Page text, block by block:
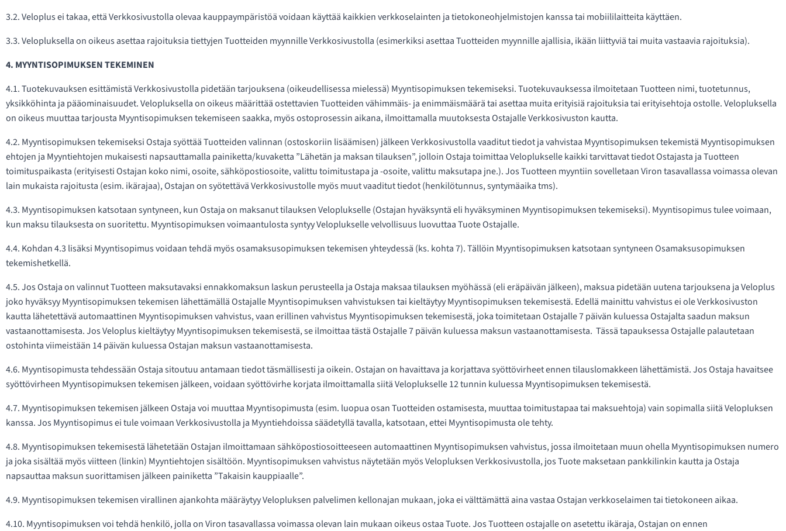
3.2. Veloplus ei takaa, että Verkkosivustolla olevaa kauppaympäristöä voidaan käyttää kaikkien verkkoselainten ja tietokoneohjelmistojen kanssa tai mobiililaitteita käyttäen.
3.3. Velopluksella on oikeus asettaa rajoituksia tiettyjen Tuotteiden myynnille Verkkosivustolla (esimerkiksi asettaa Tuotteiden myynnille ajallisia, ikään liittyviä tai muita vastaavia rajoituksia).
4. MYYNTISOPIMUKSEN TEKEMINEN
4.1. Tuotekuvauksen esittämistä Verkkosivustolla pidetään tarjouksena (oikeudellisessa mielessä) Myyntisopimuksen tekemiseksi. Tuotekuvauksessa ilmoitetaan Tuotteen nimi, tuotetunnus,
yksikköhinta ja pääominaisuudet. Velopluksella on oikeus määrittää ostettavien Tuotteiden vähimmäis- ja enimmäismäärä tai asettaa muita erityisiä rajoituksia tai erityisehtoja ostolle. Velopluksella
on oikeus muuttaa tarjousta Myyntisopimuksen tekemiseen saakka, myös ostoprosessin aikana, ilmoittamalla muutoksesta Ostajalle Verkkosivuston kautta.
4.2. Myyntisopimuksen tekemiseksi Ostaja syöttää Tuotteiden valinnan (ostoskoriin lisäämisen) jälkeen Verkkosivustolla vaaditut tiedot ja vahvistaa Myyntisopimuksen tekemistä Myyntisopimuksen
ehtojen ja Myyntiehtojen mukaisesti napsauttamalla painiketta/kuvaketta ”Lähetän ja maksan tilauksen”, jolloin Ostaja toimittaa Veloplukselle kaikki tarvittavat tiedot Ostajasta ja Tuotteen
toimituspaikasta (erityisesti Ostajan koko nimi, osoite, sähköpostiosoite, valittu toimitustapa ja -osoite, valittu maksutapa jne.). Jos Tuotteen myyntiin sovelletaan Viron tasavallassa voimassa olevan
lain mukaista rajoitusta (esim. ikärajaa), Ostajan on syötettävä Verkkosivustolle myös muut vaaditut tiedot (henkilötunnus, syntymäaika tms).
4.3. Myyntisopimuksen katsotaan syntyneen, kun Ostaja on maksanut tilauksen Veloplukselle (Ostajan hyväksyntä eli hyväksyminen Myyntisopimuksen tekemiseksi). Myyntisopimus tulee voimaan,
kun maksu tilauksesta on suoritettu. Myyntisopimuksen voimaantulosta syntyy Veloplukselle velvollisuus luovuttaa Tuote Ostajalle.
4.4. Kohdan 4.3 lisäksi Myyntisopimus voidaan tehdä myös osamaksusopimuksen tekemisen yhteydessä (ks. kohta 7). Tällöin Myyntisopimuksen katsotaan syntyneen Osamaksusopimuksen
tekemishetkellä.
4.5. Jos Ostaja on valinnut Tuotteen maksutavaksi ennakkomaksun laskun perusteella ja Ostaja maksaa tilauksen myöhässä (eli eräpäivän jälkeen), maksua pidetään uutena tarjouksena ja Veloplus
joko hyväksyy Myyntisopimuksen tekemisen lähettämällä Ostajalle Myyntisopimuksen vahvistuksen tai kieltäytyy Myyntisopimuksen tekemisestä. Edellä mainittu vahvistus ei ole Verkkosivuston
kautta lähetettävä automaattinen Myyntisopimuksen vahvistus, vaan erillinen vahvistus Myyntisopimuksen tekemisestä, joka toimitetaan Ostajalle 7 päivän kuluessa Ostajalta saadun maksun
vastaanottamisesta. Jos Veloplus kieltäytyy Myyntisopimuksen tekemisestä, se ilmoittaa tästä Ostajalle 7 päivän kuluessa maksun vastaanottamisesta. Tässä tapauksessa Ostajalle palautetaan
ostohinta viimeistään 14 päivän kuluessa Ostajan maksun vastaanottamisesta.
4.6. Myyntisopimusta tehdessään Ostaja sitoutuu antamaan tiedot täsmällisesti ja oikein. Ostajan on havaittava ja korjattava syöttövirheet ennen tilauslomakkeen lähettämistä. Jos Ostaja havaitsee
syöttövirheen Myyntisopimuksen tekemisen jälkeen, voidaan syöttövirhe korjata ilmoittamalla siitä Veloplukselle 12 tunnin kuluessa Myyntisopimuksen tekemisestä.
4.7. Myyntisopimuksen tekemisen jälkeen Ostaja voi muuttaa Myyntisopimusta (esim. luopua osan Tuotteiden ostamisesta, muuttaa toimitustapaa tai maksuehtoja) vain sopimalla siitä Velopluksen
kanssa. Jos Myyntisopimus ei tule voimaan Verkkosivustolla ja Myyntiehdoissa säädetyllä tavalla, katsotaan, ettei Myyntisopimusta ole tehty.
4.8. Myyntisopimuksen tekemisestä lähetetään Ostajan ilmoittamaan sähköpostiosoitteeseen automaattinen Myyntisopimuksen vahvistus, jossa ilmoitetaan muun ohella Myyntisopimuksen numero
ja joka sisältää myös viitteen (linkin) Myyntiehtojen sisältöön. Myyntisopimuksen vahvistus näytetään myös Velopluksen Verkkosivustolla, jos Tuote maksetaan pankkilinkin kautta ja Ostaja
napsauttaa maksun suorittamisen jälkeen painiketta ”Takaisin kauppiaalle”.
4.9. Myyntisopimuksen tekemisen virallinen ajankohta määräytyy Velopluksen palvelimen kellonajan mukaan, joka ei välttämättä aina vastaa Ostajan verkkoselaimen tai tietokoneen aikaa.
4.10. Myyntisopimuksen voi tehdä henkilö, jolla on Viron tasavallassa voimassa olevan lain mukaan oikeus ostaa Tuote. Jos Tuotteen ostajalle on asetettu ikäraja, Ostajan on ennen